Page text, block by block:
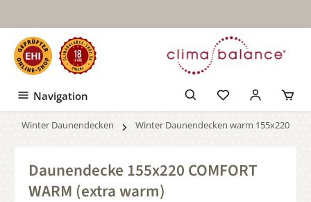
Navigation
Winter Daunendecken Winter Daunendecken warm 155x220
Daunendecke 155x220 COMFORT
WARM (extra warm)